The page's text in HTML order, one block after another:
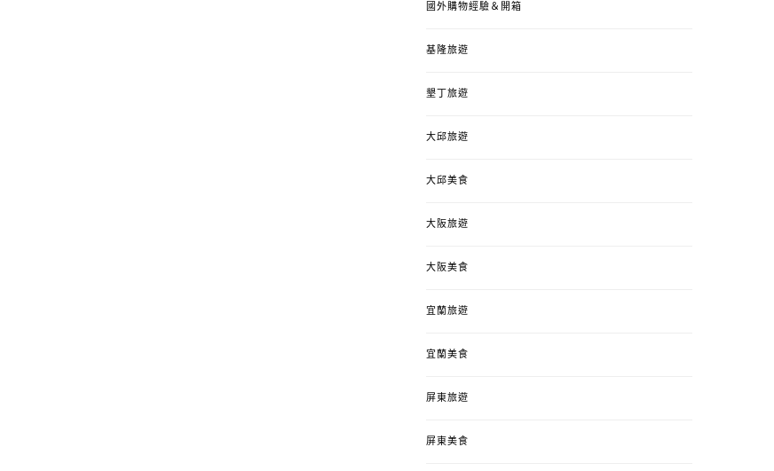
國外購物經驗＆開箱
基隆旅遊
墾丁旅遊
大邱旅遊
大邱美食
大阪旅遊
大阪美食
宜蘭旅遊
宜蘭美食
屏東旅遊
屏東美食